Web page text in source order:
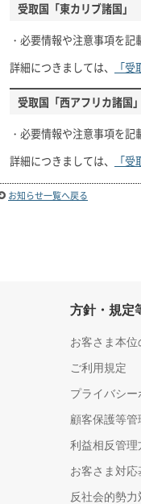
受取国「東カリブ諸国」
・必要情報や注意事項を
詳細につきましては、
「
受取国「西アフリカ諸国
・必要情報や注意事項を
詳細につきましては、
「
お知らせ一覧へ戻る
方針・規定
お客さま本
ご利用規定
プライバシー
顧客保護等管
利益相反管理
お客さま対応
反社会的勢